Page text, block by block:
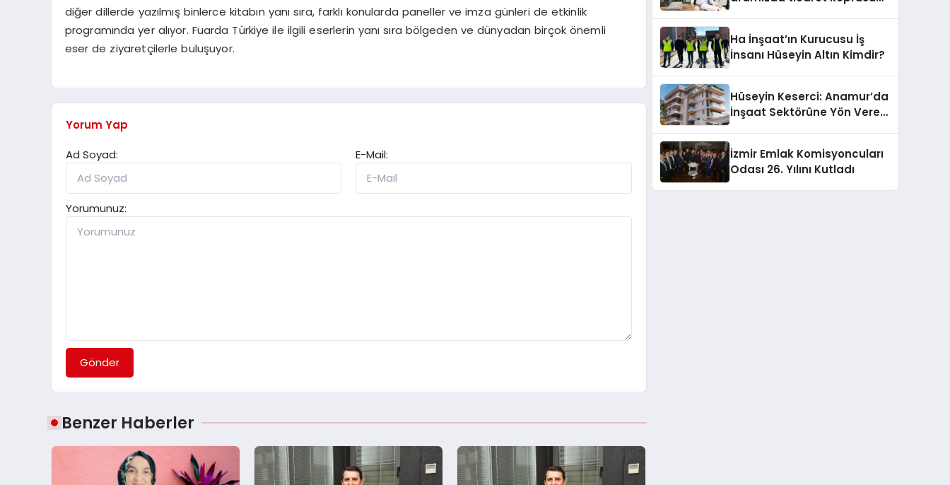
diğer dillerde yazılmış binlerce kitabın yanı sıra, farklı konularda paneller ve imza günleri de etkinlik
programında yer alıyor. Fuarda Türkiye ile ilgili eserlerin yanı sıra bölgeden ve dünyadan birçok önemli
eser de ziyaretçilerle buluşuyor.
Yorum Yap
Ad Soyad:
E-Mail:
Yorumunuz:
Gönder
Benzer Haberler
Ha İnşaat’ın Kurucusu İş
İnsanı Hüseyin Altın Kimdir?
Hüseyin Keserci: Anamur’da
İnşaat Sektörüne Yön Veren
İzmir Emlak Komisyoncuları
Odası 26. Yılını Kutladı